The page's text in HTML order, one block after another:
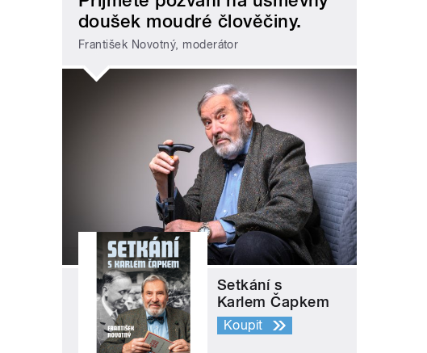
doušek moudré člověčiny.
František Novotný, moderátor
Setkání s
Karlem Čapkem
Koupit